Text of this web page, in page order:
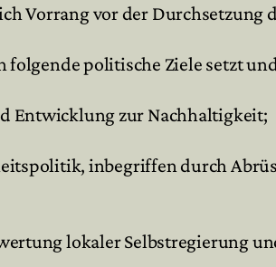
Vorrang vor der Durchsetzung
folgende politische Ziele setzt
Entwicklung zur Nachhaltigkeit;
inbegriffen durch
lokaler Selbstregierung